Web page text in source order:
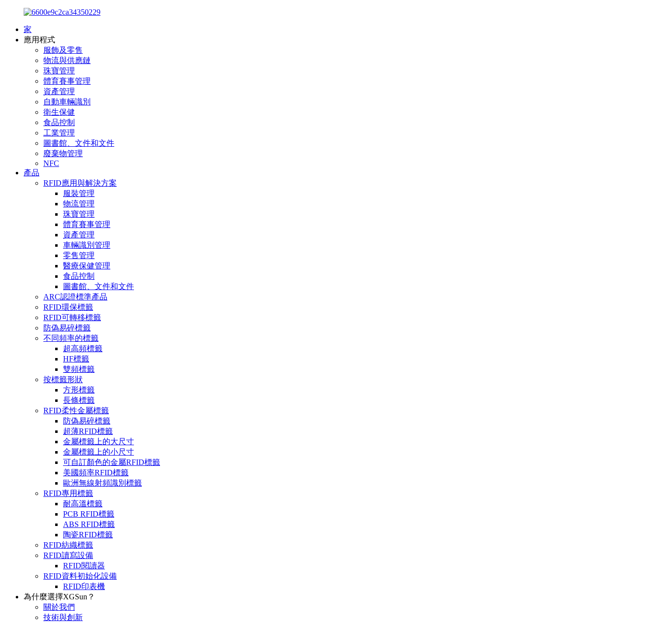
家
應用程式
服飾及零售
物流與供應鏈
珠寶管理
體育賽事管理
資產管理
自動車輛識別
衛生保健
食品控制
工業管理
圖書館、文件和文件
廢棄物管理
NFC
產品
RFID應用與解決方案
服裝管理
物流管理
珠寶管理
體育賽事管理
資產管理
車輛識別管理
零售管理
醫療保健管理
食品控制
圖書館、文件和文件
ARC認證標準產品
RFID環保標籤
RFID可轉移標籤
防偽易碎標籤
不同頻率的標籤
超高頻標籤
HF標籤
雙頻標籤
按標籤形狀
方形標籤
長條標籤
RFID柔性金屬標籤
防偽易碎標籤
超薄RFID標籤
金屬標籤上的大尺寸
金屬標籤上的小尺寸
可自訂顏色的金屬RFID標籤
美國頻率RFID標籤
歐洲無線射頻識別標籤
RFID專用標籤
耐高溫標籤
PCB RFID標籤
ABS RFID標籤
陶瓷RFID標籤
RFID紡織標籤
RFID讀寫設備
RFID閱讀器
RFID資料初始化設備
RFID印表機
為什麼選擇XGSun？
關於我們
技術與創新